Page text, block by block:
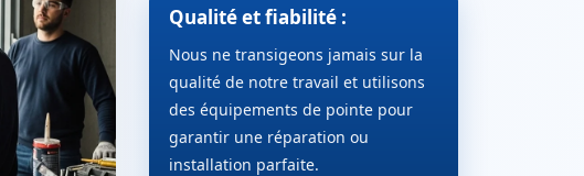
Qualité et fiabilité :
Nous ne transigeons jamais sur la
qualité de notre travail et utilisons
des équipements de pointe pour
garantir une réparation ou
installation parfaite.